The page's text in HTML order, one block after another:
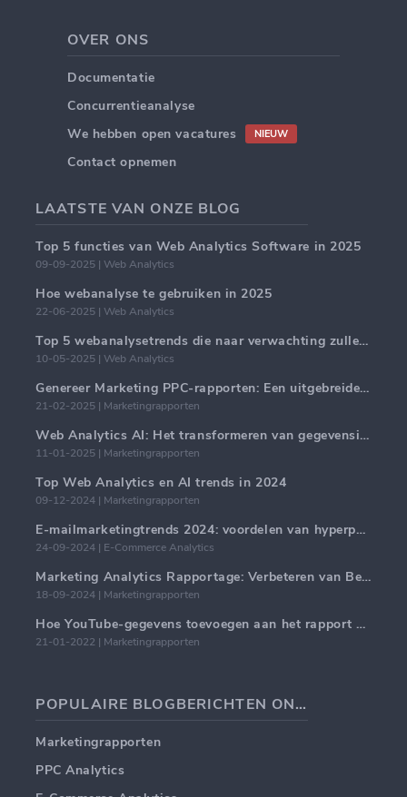
OVER ONS
Documentatie
Concurrentieanalyse
We hebben open vacatures
NIEUW
Contact opnemen
LAATSTE VAN ONZE BLOG
Top 5 functies van Web Analytics Software in 2025
09-09-2025 | Web Analytics
Hoe webanalyse te gebruiken in 2025
22-06-2025 | Web Analytics
Top 5 webanalysetrends die naar verwachting zullen domineren in 2025
10-05-2025 | Web Analytics
Genereer Marketing PPC-rapporten: Een uitgebreide handleiding
21-02-2025 | Marketingrapporten
Web Analytics AI: Het transformeren van gegevensinzichten met precisie
11-01-2025 | Marketingrapporten
Top Web Analytics en AI trends in 2024
09-12-2024 | Marketingrapporten
E-mailmarketingtrends 2024: voordelen van hyperpersonalisatie
24-09-2024 | E-Commerce Analytics
Marketing Analytics Rapportage: Verbeteren van Bedrijfsinzichten
18-09-2024 | Marketingrapporten
Hoe YouTube-gegevens toevoegen aan het rapport van de Marketing Agency-client
21-01-2022 | Marketingrapporten
POPULAIRE BLOGBERICHTEN ONDERWERPEN
Marketingrapporten
PPC Analytics